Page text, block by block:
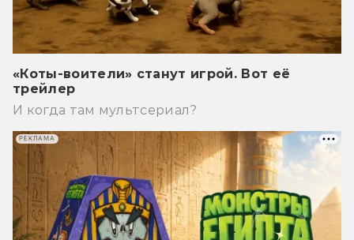
«Коты-воители» станут игрой. Вот её
трейлер
И когда там мультсериал?
РЕКЛАМА